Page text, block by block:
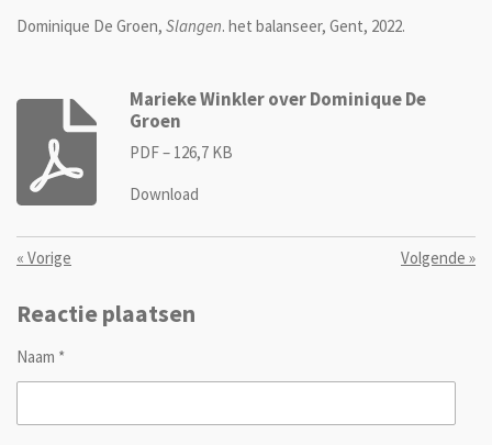
Dominique De Groen, Slangen. het balanseer, Gent, 2022.
Marieke Winkler over Dominique De
Groen
PDF – 126,7 KB
Download
« Vorige Volgende »
Reactie plaatsen
Naam *